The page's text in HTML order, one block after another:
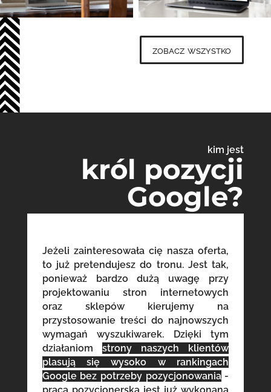
zobacz wszystko
kim jest
król pozycji
Google?
Jeżeli zainteresowała cię nasza oferta,
to już pretendujesz do tronu. Jest tak,
ponieważ bardzo dużą uwagę przy
projektowaniu stron internetowych
oraz sklepów kierujemy na
przystosowanie treści do najnowszych
wymagań wyszukiwarek. Dzięki tym
działaniom strony naszych klientów
plasują się wysoko w rankingach
Google bez potrzeby pozycjonowania-